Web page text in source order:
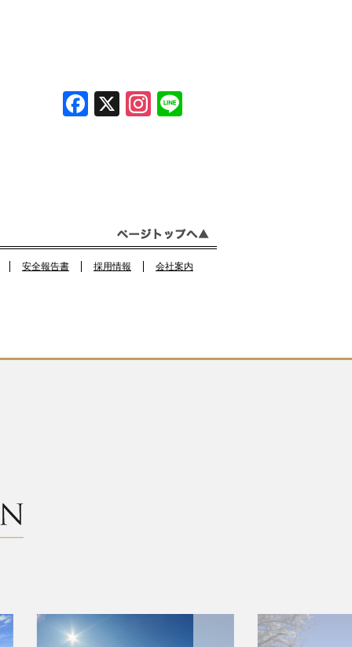
F
o
k
X In
m
安全報告書 採用情報 会社案内